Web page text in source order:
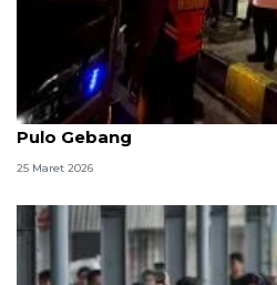
Menhub dan Seskab pantau
Pulo Gebang
25 Maret 2026